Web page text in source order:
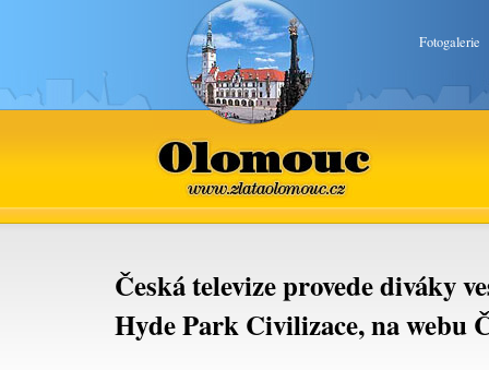
Fotogalerie
Olomouc
www.zlataolomouc.cz
Česká televize provede diváky
Hyde Park Civilizace, na webu